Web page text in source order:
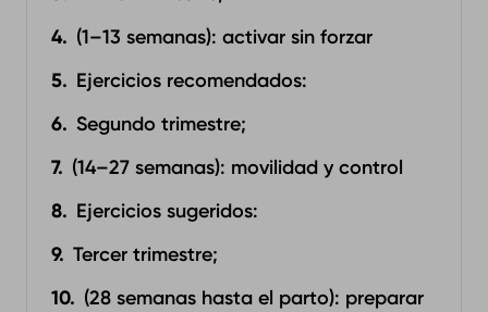
(1–13 semanas): activar sin forzar
Ejercicios recomendados:
Segundo trimestre;
(14–27 semanas): movilidad y control
Ejercicios sugeridos:
Tercer trimestre;
(28 semanas hasta el parto): preparar